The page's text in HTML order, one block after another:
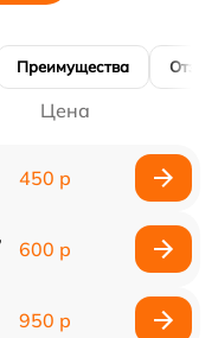
Преимущества
Цена
450 р
600 р
950 р